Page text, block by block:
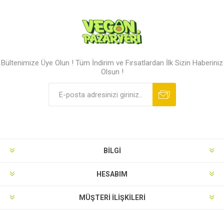
Bültenimize Üye Olun ! Tüm İndirim ve Fırsatlardan İlk Sizin Haberiniz
Olsun !
BILGI
HESABIM
MÜŞTERI İLIŞKILERI